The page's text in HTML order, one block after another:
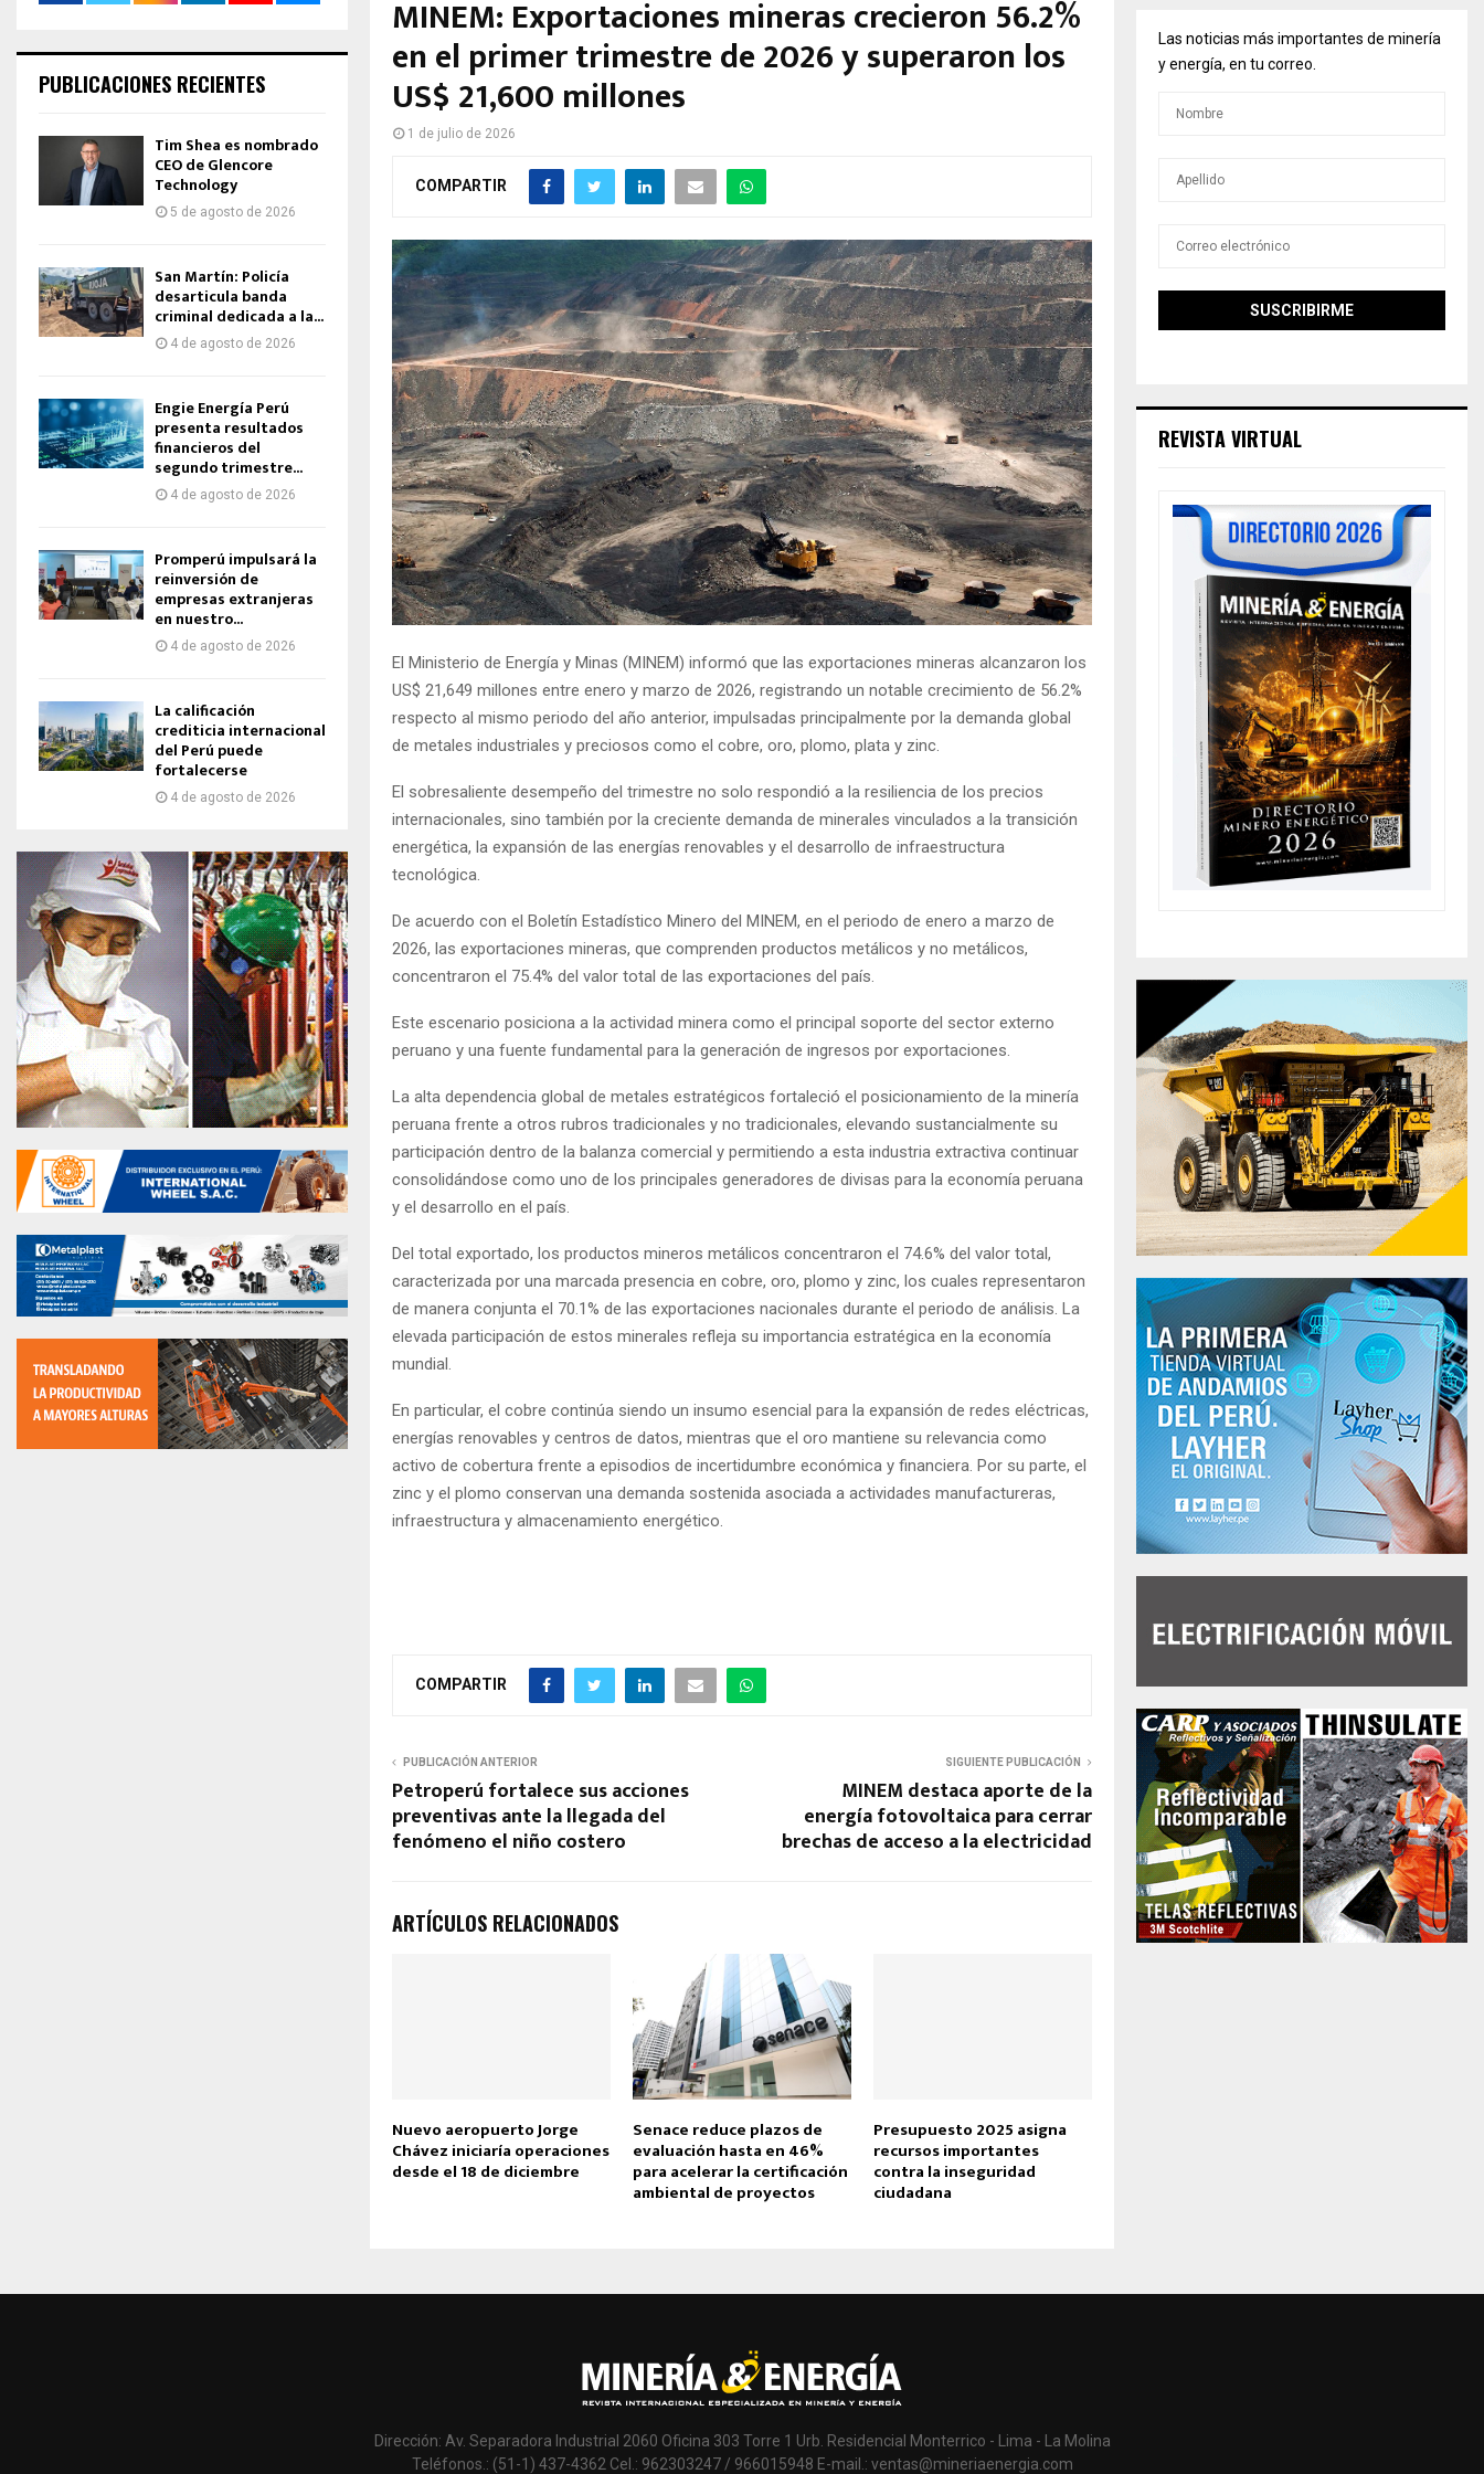
MINEM: Exportaciones mineras crecieron 56.2%
en el primer trimestre de 2026 y superaron los
US$ 21,600 millones
1 de julio de 2026
COMPARTIR
El Ministerio de Energía y Minas (MINEM) informó que las exportaciones mineras alcanzaron los
US$ 21,649 millones entre enero y marzo de 2026, registrando un notable crecimiento de 56.2%
respecto al mismo periodo del año anterior, impulsadas principalmente por la demanda global
de metales industriales y preciosos como el cobre, oro, plomo, plata y zinc.
El sobresaliente desempeño del trimestre no solo respondió a la resiliencia de los precios
internacionales, sino también por la creciente demanda de minerales vinculados a la transición
energética, la expansión de las energías renovables y el desarrollo de infraestructura
tecnológica.
De acuerdo con el Boletín Estadístico Minero del MINEM, en el periodo de enero a marzo de
2026, las exportaciones mineras, que comprenden productos metálicos y no metálicos,
concentraron el 75.4% del valor total de las exportaciones del país.
Este escenario posiciona a la actividad minera como el principal soporte del sector externo
peruano y una fuente fundamental para la generación de ingresos por exportaciones.
La alta dependencia global de metales estratégicos fortaleció el posicionamiento de la minería
peruana frente a otros rubros tradicionales y no tradicionales, elevando sustancialmente su
participación dentro de la balanza comercial y permitiendo a esta industria extractiva continuar
consolidándose como uno de los principales generadores de divisas para la economía peruana
y el desarrollo en el país.
Del total exportado, los productos mineros metálicos concentraron el 74.6% del valor total,
caracterizada por una marcada presencia en cobre, oro, plomo y zinc, los cuales representaron
de manera conjunta el 70.1% de las exportaciones nacionales durante el periodo de análisis. La
elevada participación de estos minerales refleja su importancia estratégica en la economía
mundial.
En particular, el cobre continúa siendo un insumo esencial para la expansión de redes eléctricas,
energías renovables y centros de datos, mientras que el oro mantiene su relevancia como
activo de cobertura frente a episodios de incertidumbre económica y financiera. Por su parte, el
zinc y el plomo conservan una demanda sostenida asociada a actividades manufactureras,
infraestructura y almacenamiento energético.
COMPARTIR
PUBLICACIÓN ANTERIOR
Petroperú fortalece sus acciones
preventivas ante la llegada del
fenómeno el niño costero
SIGUIENTE PUBLICACIÓN
MINEM destaca aporte de la
energía fotovoltaica para cerrar
brechas de acceso a la electricidad
ARTÍCULOS RELACIONADOS
Nuevo aeropuerto Jorge
Chávez iniciaría operaciones
desde el 18 de diciembre
Senace reduce plazos de
evaluación hasta en 46%
para acelerar la certificación
ambiental de proyectos
Presupuesto 2025 asigna
recursos importantes
contra la inseguridad
ciudadana
PUBLICACIONES RECIENTES
Tim Shea es nombrado
CEO de Glencore
Technology
5 de agosto de 2026
San Martín: Policía
desarticula banda
criminal dedicada a la...
4 de agosto de 2026
Engie Energía Perú
presenta resultados
financieros del
segundo trimestre...
4 de agosto de 2026
Promperú impulsará la
reinversión de
empresas extranjeras
en nuestro...
4 de agosto de 2026
La calificación
crediticia internacional
del Perú puede
fortalecerse
4 de agosto de 2026
Las noticias más importantes de minería
y energía, en tu correo.
REVISTA VIRTUAL
Dirección: Av. Separadora Industrial 2060 Oficina 303 Torre 1 Urb. Residencial Monterrico - Lima - La Molina
Teléfonos.: (51-1) 437-4362 Cel.: 962303247 / 966015948 E-mail.: ventas@mineriaenergia.com